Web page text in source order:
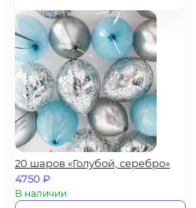
20 шаров «Голубой, серебро»
4750₽
В наличии